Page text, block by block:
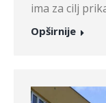
ima za cilj
Opširnije